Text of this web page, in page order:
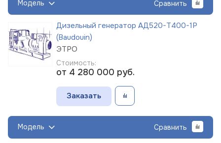
Модель Сравнить
Дизельный генератор АД520-Т400-1Р
(Baudouin)
ЭТРО
Стоимость:
от 4 280 000 руб.
Заказать
Модель Сравнить